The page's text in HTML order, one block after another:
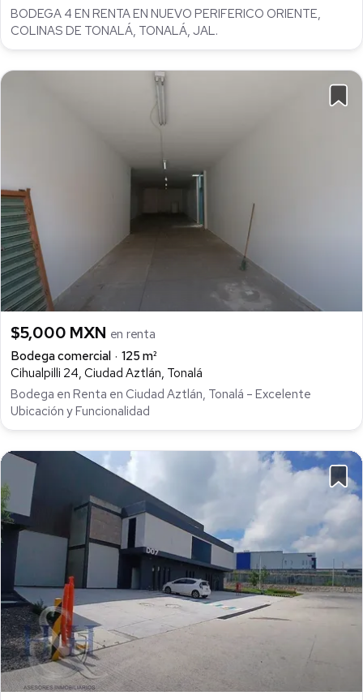
BODEGA 4 EN RENTA EN NUEVO PERIFERICO ORIENTE,
COLINAS DE TONALÁ, TONALÁ, JAL.
$5,000 MXN en renta
Bodega comercial
125 m²
Cihualpilli 24, Ciudad Aztlán, Tonalá
Bodega en Renta en Ciudad Aztlán, Tonalá – Excelente
Ubicación y Funcionalidad